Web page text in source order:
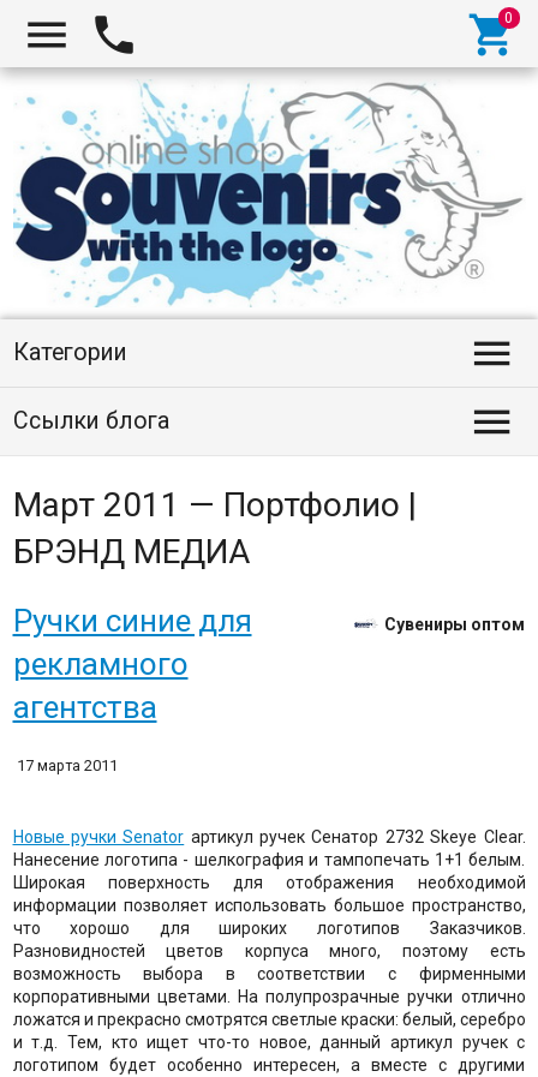
  
Категории 
Ссылки блога 
Март 2011 — Портфолио |
БРЭНД МЕДИА
Ручки синие для
рекламного
агентства
Сувениры оптом
17 марта 2011
Новые ручки Senator артикул ручек Сенатор 2732 Skeye Clear.
Нанесение логотипа - шелкография и тампопечать 1+1 белым.
Широкая поверхность для отображения необходимой
информации позволяет использовать большое пространство,
что хорошо для широких логотипов Заказчиков.
Разновидностей цветов корпуса много, поэтому есть
возможность выбора в соответствии с фирменными
корпоративными цветами. На полупрозрачные ручки отлично
ложатся и прекрасно смотрятся светлые краски: белый, серебро
и т.д. Тем, кто ищет что-то новое, данный артикул ручек с
логотипом будет особенно интересен, а вместе с другими